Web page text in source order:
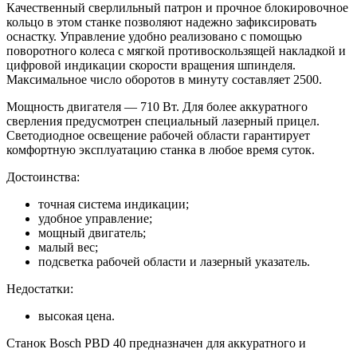
Качественный сверлильный патрон и прочное блокировочное
кольцо в этом станке позволяют надежно зафиксировать
оснастку. Управление удобно реализовано с помощью
поворотного колеса с мягкой противоскользящей накладкой и
цифровой индикации скорости вращения шпинделя.
Максимальное число оборотов в минуту составляет 2500.
Мощность двигателя — 710 Вт. Для более аккуратного
сверления предусмотрен специальный лазерный прицел.
Светодиодное освещение рабочей области гарантирует
комфортную эксплуатацию станка в любое время суток.
Достоинства:
точная система индикации;
удобное управление;
мощный двигатель;
малый вес;
подсветка рабочей области и лазерный указатель.
Недостатки:
высокая цена.
Станок Bosch PBD 40 предназначен для аккуратного и